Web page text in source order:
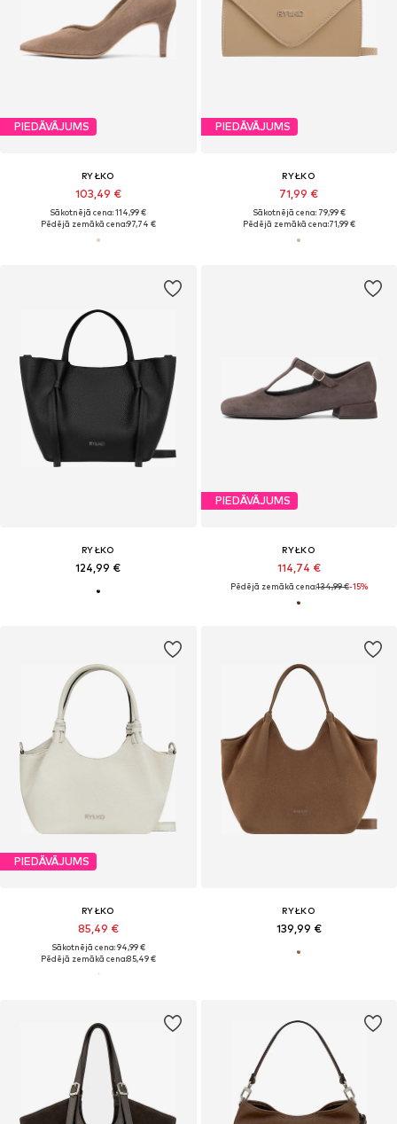
PIEDĀVĀJUMS
RYŁKO
103,49 €
Sākotnējā cena: 114,99 €
Pēdējā zemākā cena:97,74 €
PIEDĀVĀJUMS
RYŁKO
71,99 €
Sākotnējā cena: 79,99 €
Pēdējā zemākā cena:71,99 €
RYŁKO
124,99 €
PIEDĀVĀJUMS
RYŁKO
114,74 €
Pēdējā zemākā cena:134,99 €-15%
PIEDĀVĀJUMS
RYŁKO
85,49 €
Sākotnējā cena: 94,99 €
Pēdējā zemākā cena:85,49 €
RYŁKO
139,99 €